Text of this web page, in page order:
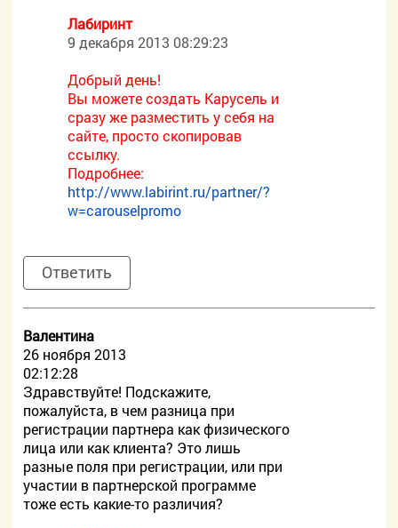
Лабиринт
9 декабря 2013 08:29:23
Добрый день!
Вы можете создать Карусель и
сразу же разместить у себя на
сайте, просто скопировав
ссылку.
Подробнее:
http://www.labirint.ru/partner/?
w=carouselpromo
Ответить
Валентина
26 ноября 2013
02:12:28
Здравствуйте! Подскажите,
пожалуйста, в чем разница при
регистрации партнера как физического
лица или как клиента? Это лишь
разные поля при регистрации, или при
участии в партнерской программе
тоже есть какие-то различия?